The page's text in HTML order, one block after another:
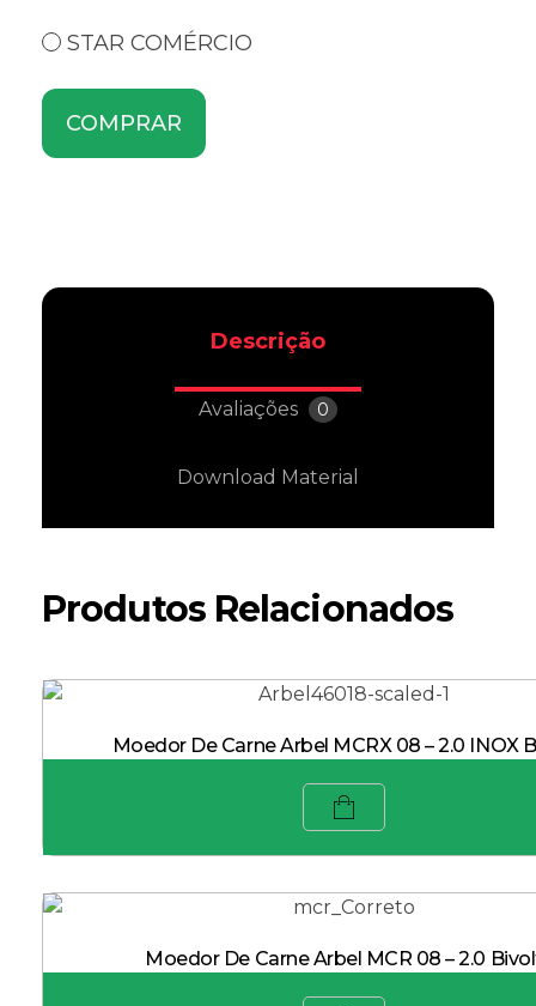
STAR COMÉRCIO
COMPRAR
Descrição
Avaliações 0
Download Material
Produtos Relacionados
Moedor De Carne Arbel MCRX 08 – 2.0 INOX
Moedor De Carne Arbel MCR 08 – 2.0